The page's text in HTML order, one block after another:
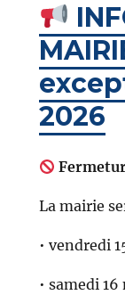
2026
La mairie
• vendredi
• samedi 16